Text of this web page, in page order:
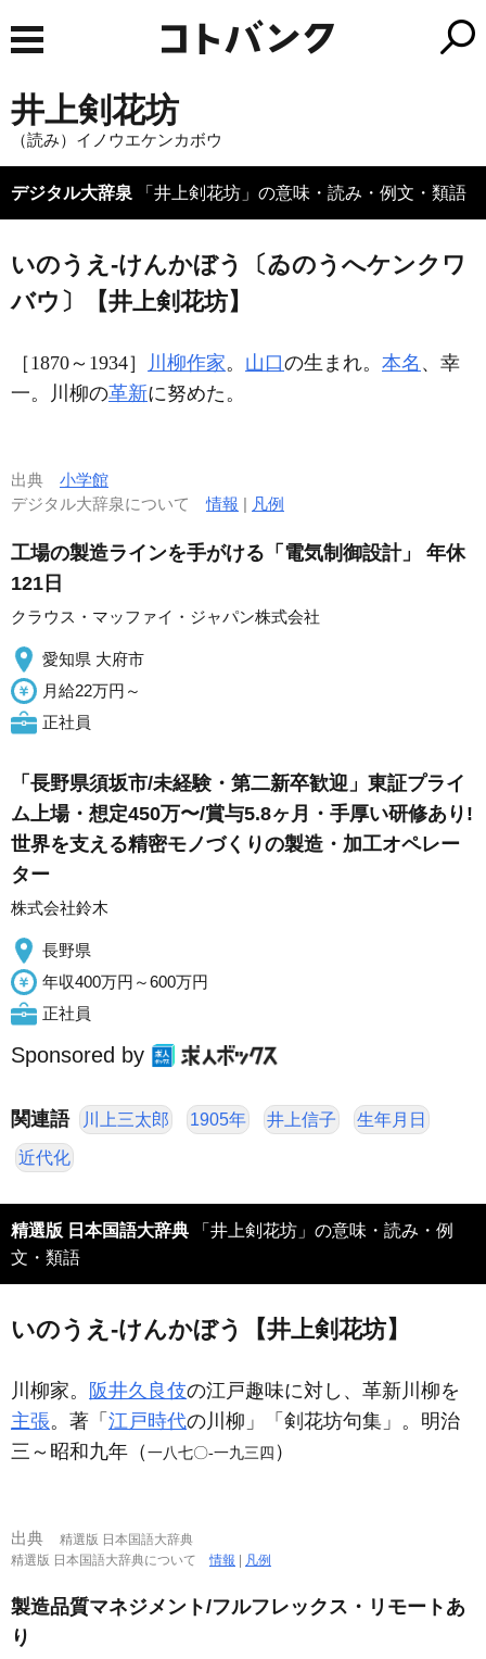
井上剣花坊
（読み）イノウエケンカボウ
デジタル大辞泉 「井上剣花坊」の意味・読み・例文・類語
いのうえ‐けんかぼう〔ゐのうへケンクワ
バウ〕【井上剣花坊】
［1870～1934］ 川柳作家。 山口の生まれ。 本名 、幸
一。川柳の革新に努めた。
出典 小学館
デジタル大辞泉について情報 | 凡例
工場の製造ラインを手がける「電気制御設計」 年休
121日
クラウス・マッファイ・ジャパン株式会社
愛知県 大府市
月給22万円～
正社員
「長野県須坂市/未経験・第二新卒歓迎」東証プライ
ム上場・想定450万〜/賞与5.8ヶ月・手厚い研修あり!
世界を支える精密モノづくりの製造・加工オペレー
ター
株式会社鈴木
長野県
年収400万円～600万円
正社員
Sponsored by
関連語 川上三太郎 1905年 井上信子 生年月日
近代化
精選版 日本国語大辞典 「井上剣花坊」の意味・読み・例
文・類語
いのうえ‐けんかぼう【井上剣花坊】
川柳家。 阪井久良伎の江戸趣味に対し、革新川柳を
主張。著「 江戸時代の川柳」「剣花坊句集」。明治
三～昭和九年（一八七〇‐一九三四 ）
出典
精選版 日本国語大辞典
精選版 日本国語大辞典について情報 | 凡例
製造品質マネジメント/フルフレックス・リモートあ
り